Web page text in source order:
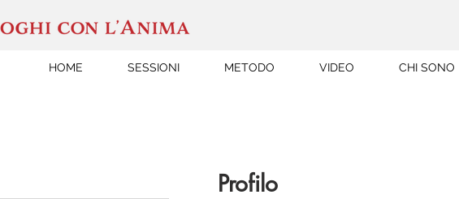
HOME SESSIONI METODO VIDEO CHI SONO
Profilo